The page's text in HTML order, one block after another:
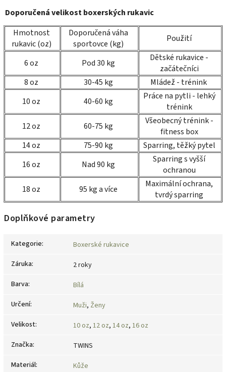
Doporučená velikost boxerských rukavic
Hmotnost
rukavic (oz)
Doporučená váha
sportovce (kg)
Použití
6 oz Pod 30 kg
Dětské rukavice -
začátečníci
8 oz
30-45 kg
Mládež - trénink
10 oz
40-60 kg
Práce na pytli - lehký
trénink
12 oz
60-75 kg
Všeobecný trénink -
fitness box
14 oz
75-90 kg
Sparring, těžký pytel
16 oz
Nad 90 kg
Sparring s vyšší
ochranou
18 oz
95 kg a více
Maximální ochrana,
tvrdý sparring
Doplňkové parametry
Kategorie:
Boxerské rukavice
Záruka:
2 roky
Barva:
Bílá
Určení: Muži, Ženy
Velikost: 10 oz, 12 oz, 14 oz, 16 oz
Značka:
TWINS
Materiál:
Kůže